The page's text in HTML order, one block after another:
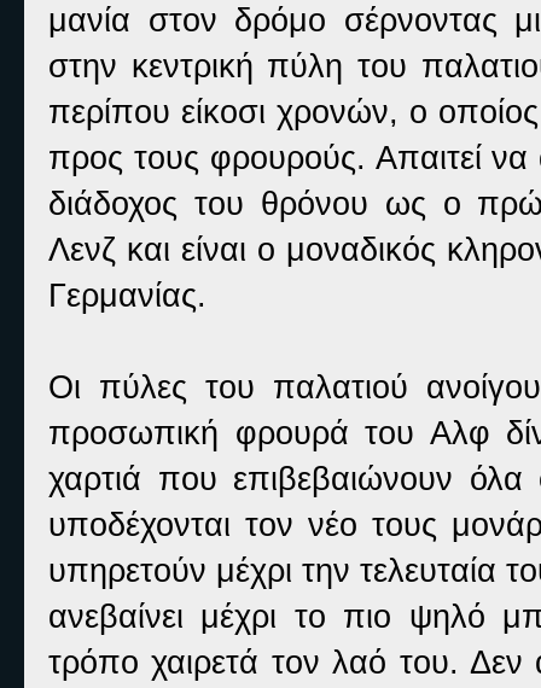
μανία στον δρόμο σέρνοντας
στην κεντρική πύλη του
περίπου είκοσι χρονών, ο
προς τους φρουρούς. Απαιτεί να
διάδοχος του θρόνου ως ο
Λενζ και είναι ο μοναδικός
Γερμανίας.
Οι πύλες του παλατιού
προσωπική φρουρά του Αλφ
χαρτιά που επιβεβαιώνουν
υποδέχονται τον νέο τους
υπηρετούν μέχρι την τελευταία
ανεβαίνει μέχρι το πιο ψηλό
τρόπο χαιρετά τον λαό του. Δεν